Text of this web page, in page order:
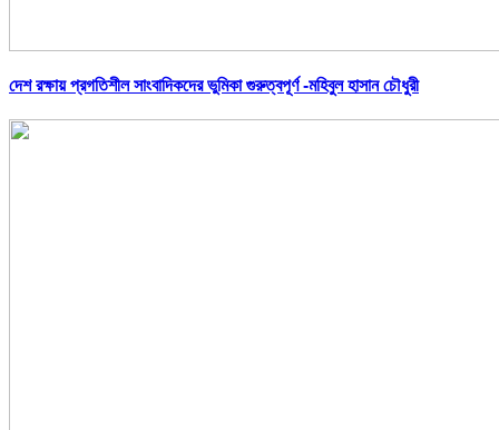
দেশ রক্ষায় প্রগতিশীল সাংবাদিকদের ভুমিকা গুরুত্বপূর্ণ -মহিবুল হাসান চৌধুরী